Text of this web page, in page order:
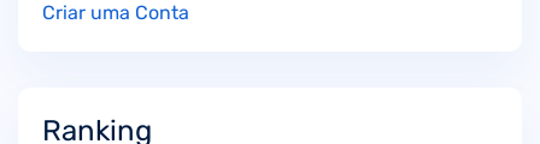
Criar uma Conta
Ranking